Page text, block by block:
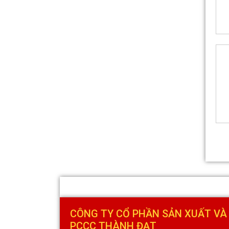
CÔNG TY CỔ PHẦN SẢN XUẤT
PCCC THÀNH ĐẠT